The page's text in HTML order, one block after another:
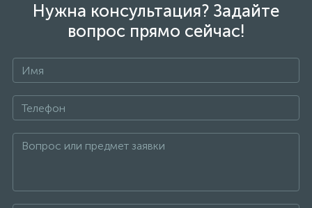
Нужна консультация? Задайте
вопрос прямо сейчас!